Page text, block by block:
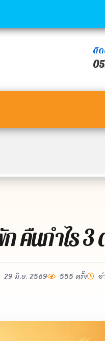
ติด
คืนกำไร 3
29 มิ.ย. 2569 555 ครั้ง อ่